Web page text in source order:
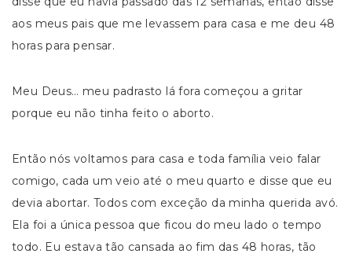
aos meus pais que me levassem para casa e me deu 48
horas para pensar.
Meu Deus… meu padrasto lá fora começou a gritar
porque eu não tinha feito o aborto.
Então nós voltamos para casa e toda família veio falar
comigo, cada um veio até o meu quarto e disse que eu
devia abortar. Todos com exceção da minha querida avó.
Ela foi a única pessoa que ficou do meu lado o tempo
todo. Eu estava tão cansada ao fim das 48 horas, tão